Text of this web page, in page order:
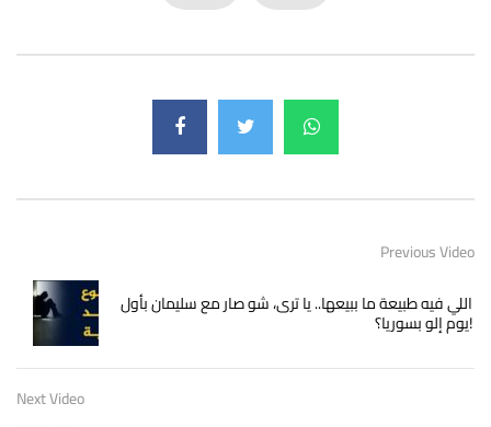
Previous Video
اللي فيه طبيعة ما ببيعها.. يا ترى، شو صار مع سليمان بأول
يوم إلو بسوريا؟!
Next Video